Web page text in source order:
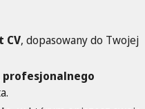
CV, dopasowany do Twojej